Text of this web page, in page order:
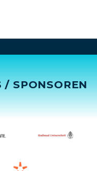
/ SPONSOREN